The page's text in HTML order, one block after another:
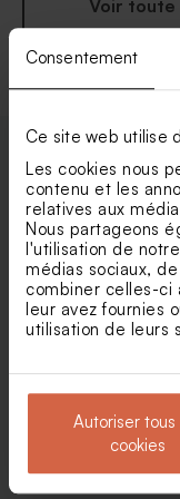
Consentement
Ce site web utilise
Les cookies nous
contenu et les
relatives aux
Nous partageons
l'utilisation de
médias sociaux,
combiner celles-ci
leur avez fournies
utilisation de leurs
Autoriser tous
cookies
Voir toute
Enveloppes
mouchetée papier